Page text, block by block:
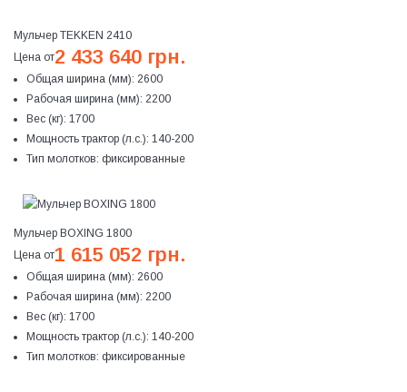
Мульчер TEKKEN 2410
Цена от2 433 640 грн.
Общая ширина (мм): 2600
Рабочая ширина (мм): 2200
Вес (кг): 1700
Мощность трактор (л.с.): 140-200
Тип молотков: фиксированные
Мульчер BOXING 1800
Цена от1 615 052 грн.
Общая ширина (мм): 2600
Рабочая ширина (мм): 2200
Вес (кг): 1700
Мощность трактор (л.с.): 140-200
Тип молотков: фиксированные